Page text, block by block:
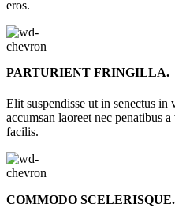
eros.
PARTURIENT FRINGILLA.
Elit suspendisse ut in senectus
accumsan laoreet nec penatibus
facilis.
COMMODO SCELERISQUE.